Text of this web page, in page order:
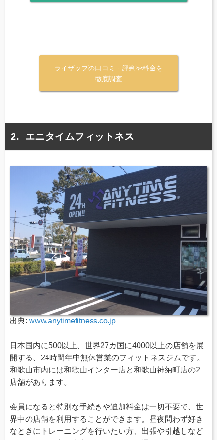
ライザップの口コミ・評判や料金を
徹底調査
エニタイムフィットネス
出典: www.anytimefitness.co.jp
日本国内に500以上、世界27カ国に4000以上の店舗を展
開する、24時間年中無休営業のフィットネスジムです。
和歌山市内には和歌山インター店と和歌山神納町店の2
店舗があります。
会員になると特別な手続きや追加料金は一切不要で、世
界中の店舗を利用することができます。昼夜問わず好き
なときにトレーニングを行いたい方、出張や引越しなど